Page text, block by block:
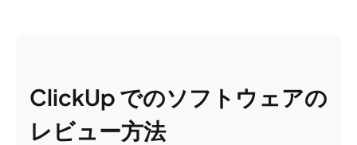
ClickUp でのソフトウェアの
レビュー方法